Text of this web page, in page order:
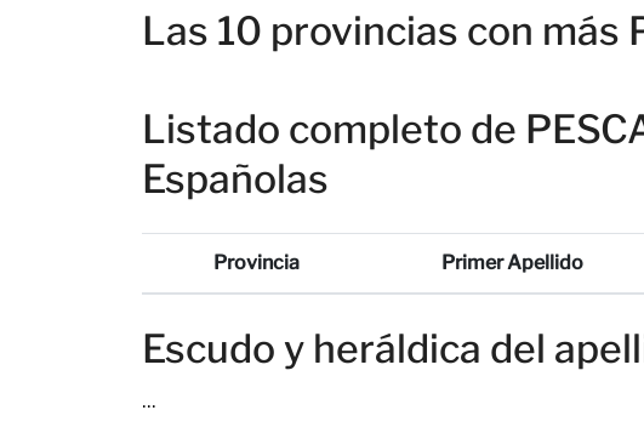
Las 10 provincias con más
Listado completo de
Españolas
Provincia Primer Apellido
Escudo y heráldica del
...